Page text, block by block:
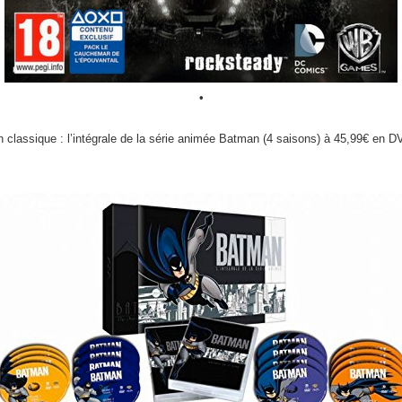
•
classique : l’intégrale de la série animée Batman (4 saisons) à 45,99€ en